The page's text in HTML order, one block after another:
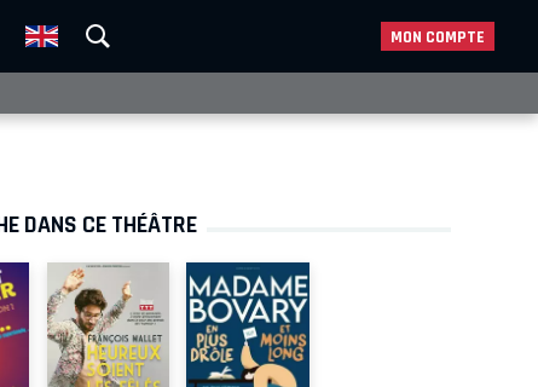
MON COMPTE
DANS CE THÉÂTRE